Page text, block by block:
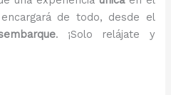
de todo, desde el
. ¡Solo relájate y